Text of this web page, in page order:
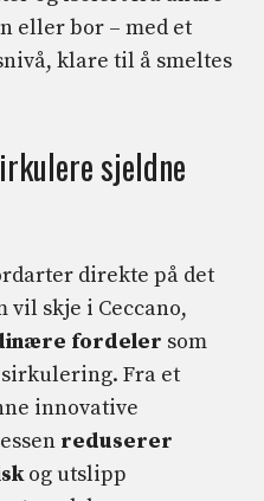
eller bor – med et
klare til å smeltes
sjeldne
direkte på det
skje i Ceccano,
fordeler som
Fra et
innovative
reduserer
og utslipp